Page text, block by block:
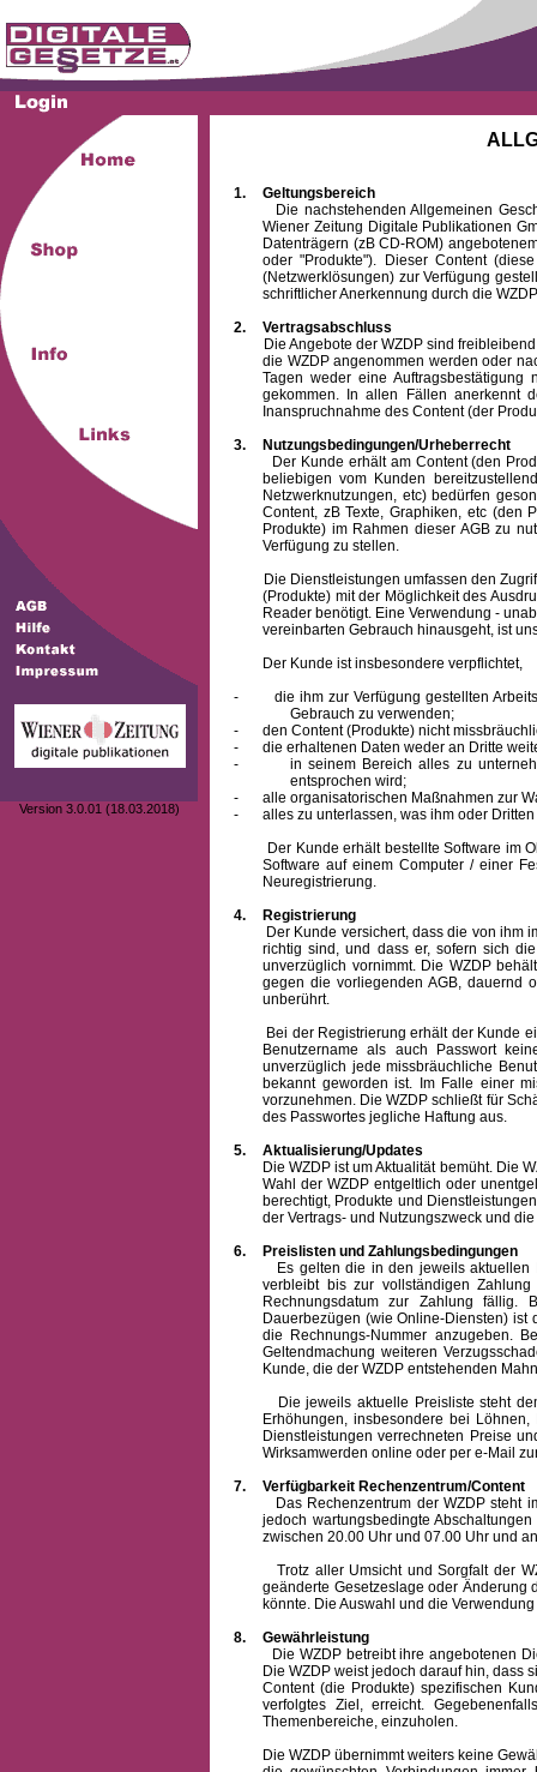
Version 3.0.01 (18.03.2018)
1.
Geltungsbereich
Die nachstehenden Allgemeinen
Wiener Zeitung Digitale Publikationen
Datenträgern (zB CD-ROM)
oder "Produkte"). Dieser Content
(Netzwerklösungen) zur Verfügung
schriftlicher Anerkennung durch die
2.
Vertragsabschluss
Die Angebote der WZDP sind freibleibend.
die WZDP angenommen werden oder
Tagen weder eine
gekommen. In allen Fällen anerkennt
Inanspruchnahme des Content (der
3.
Nutzungsbedingungen/Urheberrecht
Der Kunde erhält am Content (den
beliebigen vom Kunden
Netzwerknutzungen, etc) bedürfen
Content, zB Texte, Graphiken, etc (den
Produkte) im Rahmen dieser AGB zu
Verfügung zu stellen.
Die Dienstleistungen umfassen den Zugriff
(Produkte) mit der Möglichkeit des
Reader benötigt. Eine Verwendung -
vereinbarten Gebrauch hinausgeht, ist
Der Kunde ist insbesondere verpflichtet,
-
die ihm zur Verfügung gestellten
Gebrauch zu verwenden;
-
den Content (Produkte) nicht
-
die erhaltenen Daten weder an Dritte
-
in seinem Bereich alles zu
entsprochen wird;
-
alle organisatorischen Maßnahmen zur
-
alles zu unterlassen, was ihm oder
Der Kunde erhält bestellte Software im
Software auf einem Computer / einer
Neuregistrierung.
4.
Registrierung
Der Kunde versichert, dass die von ihm
richtig sind, und dass er, sofern sich
unverzüglich vornimmt. Die WZDP
gegen die vorliegenden AGB, dauernd
unberührt.
Bei der Registrierung erhält der Kunde
Benutzernameals auch Passwort
unverzüglich jede missbräuchliche
bekannt geworden ist. Im Falle einer
vorzunehmen. Die WZDP schließt für
des Passwortes jegliche Haftung aus.
5.
Aktualisierung/Updates
Die WZDP ist um Aktualität bemüht. Die
Wahl der WZDP entgeltlich oder
berechtigt, Produkte und
der Vertrags- und Nutzungszweck und
6.
Preislisten und Zahlungsbedingungen
Es gelten die in den jeweils aktuellen
verbleibt bis zur vollständigen
Rechnungsdatum zur Zahlung fällig.
Dauerbezügen (wie Online-Diensten)
die Rechnungs-Nummer anzugeben.
Geltendmachung weiteren
Kunde, die der WZDP entstehenden
Die jeweils aktuelle Preisliste steht dem
Erhöhungen, insbesondere bei
Dienstleistungen verrechneten Preise
Wirksamwerden online oder per e-Mail
7.
Verfügbarkeit Rechenzentrum/Content
Das Rechenzentrum der WZDP steht im
jedoch wartungsbedingte
zwischen 20.00 Uhr und 07.00 Uhr und
Trotz aller Umsicht und Sorgfalt der
geänderte Gesetzeslage oder Änderung
könnte. Die Auswahl und die
8.
Gewährleistung
Die WZDP betreibt ihre angebotenen
Die WZDP weist jedoch darauf hin, dass
Content (die Produkte) spezifischen
verfolgtes Ziel, erreicht.
Themenbereiche, einzuholen.
Die WZDP übernimmt weiters keine